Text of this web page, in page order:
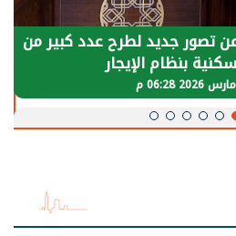
تصور جديد لطرح عدد كبير من
بنظام الإيجار